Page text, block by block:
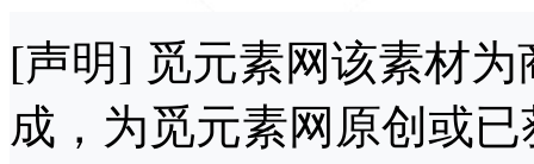
[声明] 觅元素网该素材
成，为觅元素网原创或